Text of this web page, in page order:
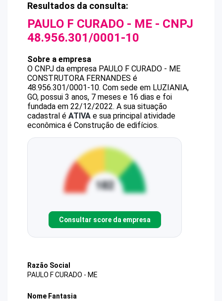
Resultados da consulta:
PAULO F CURADO - ME - CNPJ
48.956.301/0001-10
Sobre a empresa
O CNPJ da empresa PAULO F CURADO - ME
CONSTRUTORA FERNANDES é
48.956.301/0001-10. Com sede em LUZIANIA,
GO, possui 3 anos, 7 meses e 16 dias e foi
fundada em 22/12/2022. A sua situação
cadastral é ATIVA e sua principal atividade
econômica é Construção de edifícios.
Consultar score da empresa
Razão Social
PAULO F CURADO - ME
Nome Fantasia